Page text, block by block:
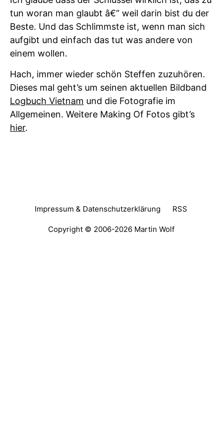
tun woran man glaubt â€“ weil darin bist du der
Beste. Und das Schlimmste ist, wenn man sich
aufgibt und einfach das tut was andere von
einem wollen.
Hach, immer wieder schön Steffen zuzuhören.
Dieses mal geht’s um seinen aktuellen Bildband
Logbuch Vietnam und die Fotografie im
Allgemeinen. Weitere Making Of Fotos gibt’s
hier.
Impressum & Datenschutzerklärung RSS
Copyright © 2006-2026 Martin Wolf